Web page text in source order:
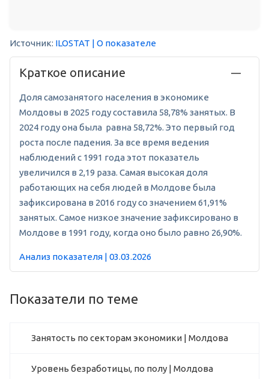
Источник: ILOSTAT | О показателе
Краткое описание
Доля самозанятого населения в экономике
Молдовы в 2025 году составила 58,78% занятых. В
2024 году она была равна 58,72%. Это первый год
роста после падения. За все время ведения
наблюдений с 1991 года этот показатель
увеличился в 2,19 раза. Самая высокая доля
работающих на себя людей в Молдове была
зафиксирована в 2016 году со значением 61,91%
занятых. Самое низкое значение зафиксировано в
Молдове в 1991 году, когда оно было равно 26,90%.
Анализ показателя | 03.03.2026
Показатели по теме
Занятость по секторам экономики | Молдова
Уровень безработицы, по полу | Молдова